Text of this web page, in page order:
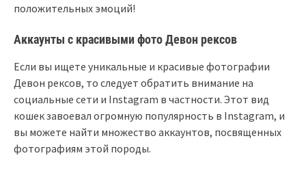
положительных эмоций!
Аккаунты с красивыми фото Девон рексов
Если вы ищете уникальные и красивые фотографии
Девон рексов, то следует обратить внимание на
социальные сети и Instagram в частности. Этот вид
кошек завоевал огромную популярность в Instagram, и
вы можете найти множество аккаунтов, посвященных
фотографиям этой породы.